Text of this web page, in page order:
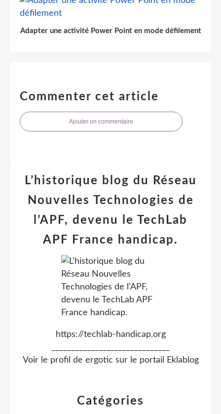
Adapter une activité Power Point en mode défilement
Commenter cet article
Ajouter un commentaire
Catégories
L’historique blog du Réseau
Nouvelles Technologies de
l’APF, devenu le TechLab
APF France handicap.
https://techlab-handicap.org
Voir le profil de ergotic sur le portail Eklablog